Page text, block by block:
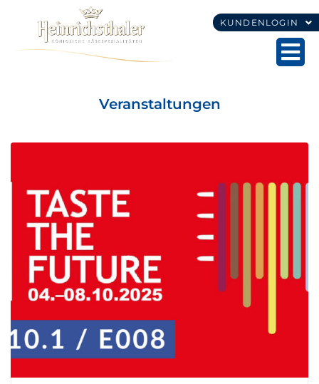
KUNDENLOGIN
Veranstaltungen